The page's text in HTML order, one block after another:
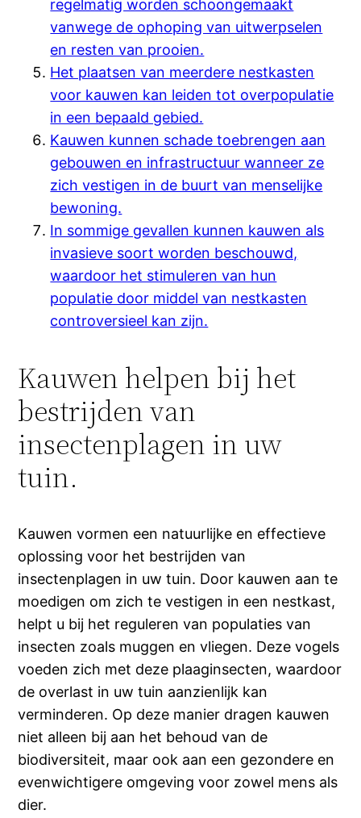
regelmatig worden schoongemaakt
vanwege de ophoping van uitwerpselen
en resten van prooien.
Het plaatsen van meerdere nestkasten
voor kauwen kan leiden tot overpopulatie
in een bepaald gebied.
Kauwen kunnen schade toebrengen aan
gebouwen en infrastructuur wanneer ze
zich vestigen in de buurt van menselijke
bewoning.
In sommige gevallen kunnen kauwen als
invasieve soort worden beschouwd,
waardoor het stimuleren van hun
populatie door middel van nestkasten
controversieel kan zijn.
Kauwen helpen bij het
bestrijden van
insectenplagen in uw
tuin.
Kauwen vormen een natuurlijke en effectieve
oplossing voor het bestrijden van
insectenplagen in uw tuin. Door kauwen aan te
moedigen om zich te vestigen in een nestkast,
helpt u bij het reguleren van populaties van
insecten zoals muggen en vliegen. Deze vogels
voeden zich met deze plaaginsecten, waardoor
de overlast in uw tuin aanzienlijk kan
verminderen. Op deze manier dragen kauwen
niet alleen bij aan het behoud van de
biodiversiteit, maar ook aan een gezondere en
evenwichtigere omgeving voor zowel mens als
dier.